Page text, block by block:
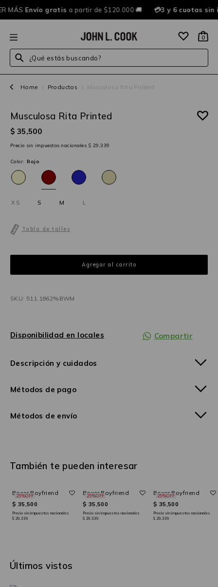
MÁS Envío gratis a partir de $120.000 🚚 💳3 y 6 cuotas
0
¿Qué estás buscando?
Home | Productos | Musculosa Rita Printed
25%OFF
Musculosa Rita Printed
$ 35,500
Precio sin impuestos nacionales $ 29,339
Color: Rojo
XS S M L
Tabla de talles
SKU: 511.1862%BWM
Disponibilidad en locales Compartir
Descripción y cuidados
Métodos de pago
Métodos de envío
También te pueden interesar
25%OFF
Boxer Boyfriend
$ 35,500
Precio sin impuestos nacionales
$ 29,339
25%OFF
Boxer Boyfriend
$ 35,500
Precio sin impuestos nacionales
$ 29,339
25%OFF
Boxer Boyfriend
$ 35,500
Precio sin impuestos nacionales
$ 29,339
Últimos vistos